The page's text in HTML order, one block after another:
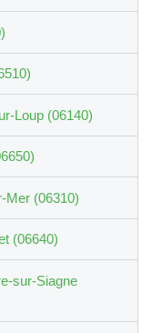
Loup (06140)
Mer (06310)
(06640)
sur-Siagne